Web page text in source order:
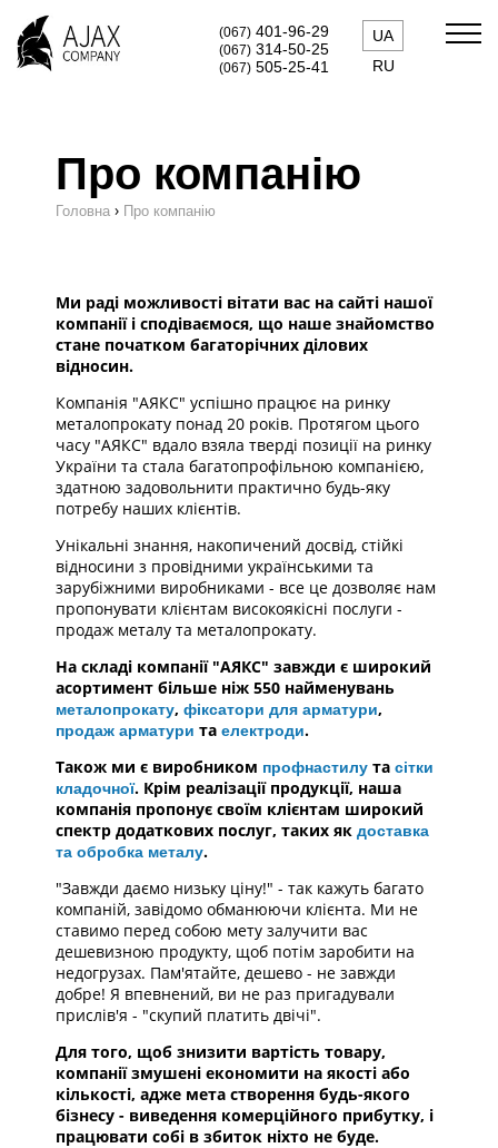
UA
RU
(067) 401-96-29
(067) 314-50-25
(067) 505-25-41
Про компанію
Головна › Про компанію
Ми раді можливості вітати вас на сайті нашої
компанії і сподіваємося, що наше знайомство
стане початком багаторічних ділових
відносин.
Компанія "АЯКС" успішно працює на ринку
металопрокату понад 20 років. Протягом цього
часу "АЯКС" вдало взяла тверді позиції на ринку
України та стала багатопрофільною компанією,
здатною задовольнити практично будь-яку
потребу наших клієнтів.
Унікальні знання, накопичений досвід, стійкі
відносини з провідними українськими та
зарубіжними виробниками - все це дозволяє нам
пропонувати клієнтам високоякісні послуги -
продаж металу та металопрокату.
На складі компанії "АЯКС" завжди є широкий
асортимент більше ніж 550 найменувань
металопрокату, фіксатори для арматури,
продаж арматури та електроди.
Також ми є виробником профнастилу та сітки
кладочної. Крім реалізації продукції, наша
компанія пропонує своїм клієнтам широкий
спектр додаткових послуг, таких як доставка
та обробка металу.
"Завжди даємо низьку ціну!" - так кажуть багато
компаній, завідомо обманюючи клієнта. Ми не
ставимо перед собою мету залучити вас
дешевизною продукту, щоб потім заробити на
недогрузах. Пам'ятайте, дешево - не завжди
добре! Я впевнений, ви не раз пригадували
прислів'я - "скупий платить двічі".
Для того, щоб знизити вартість товару,
компанії змушені економити на якості або
кількості, адже мета створення будь-якого
бізнесу - виведення комерційного прибутку, і
працювати собі в збиток ніхто не буде.